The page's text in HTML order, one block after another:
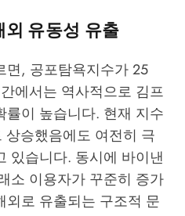
외 유동성 유출
, 공포탐욕지수가 25
에서는 역사적으로 김프
이 높습니다. 현재 지수
승했음에도 여전히 극
있습니다. 동시에 바이낸
소 이용자가 꾸준히 증가
로 유출되는 구조적 문